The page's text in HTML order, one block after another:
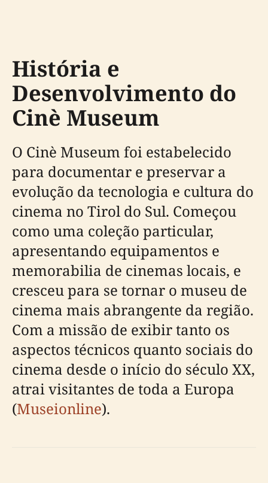
História e
Desenvolvimento do
Cinè Museum
O Cinè Museum foi estabelecido
para documentar e preservar a
evolução da tecnologia e cultura do
cinema no Tirol do Sul. Começou
como uma coleção particular,
apresentando equipamentos e
memorabilia de cinemas locais, e
cresceu para se tornar o museu de
cinema mais abrangente da região.
Com a missão de exibir tanto os
aspectos técnicos quanto sociais do
cinema desde o início do século XX,
atrai visitantes de toda a Europa
(Museionline).